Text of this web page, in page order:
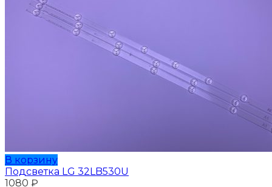
В корзину
Подсветка LG 32LB530U
1080 ₽